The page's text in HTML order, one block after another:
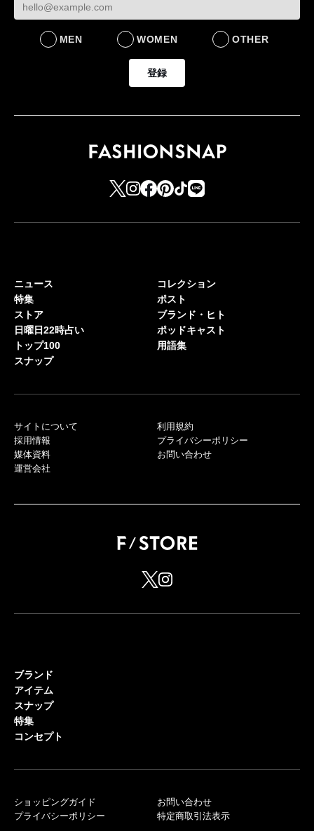
MEN WOMEN OTHER
登録
ニュース
特集
ストア
日曜日22時占い
トップ100
スナップ
コレクション
ポスト
ブランド・ヒト
ポッドキャスト
用語集
サイトについて
採用情報
媒体資料
運営会社
利用規約
プライバシーポリシー
お問い合わせ
ブランド
アイテム
スナップ
特集
コンセプト
ショッピングガイド
プライバシーポリシー
お問い合わせ
特定商取引法表示